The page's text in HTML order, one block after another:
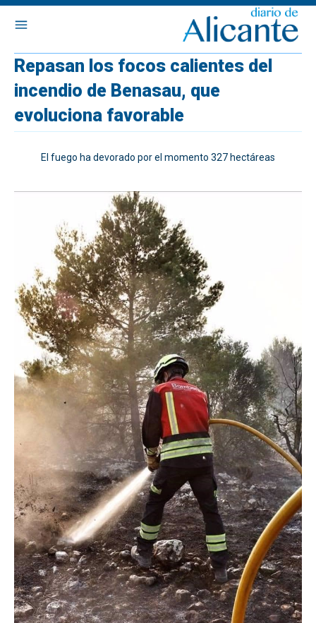
Repasan los focos calientes del
incendio de Benasau, que
evoluciona favorable
El fuego ha devorado por el momento 327 hectáreas